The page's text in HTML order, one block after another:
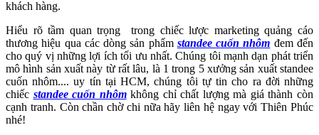
khách hàng.
Hiểu rõ tầm quan trọng trong chiếc lược marketing quảng cáo
thương hiệu qua các dòng sản phẩm standee cuốn nhôm đem đến
cho quý vị những lợi ích tối ưu nhất. Chúng tôi mạnh dạn phát triển
mô hình sản xuất này từ rất lâu, là 1 trong 5 xưởng sản xuất standee
cuốn nhôm.... uy tín tại HCM, chúng tôi tự tin cho ra đời những
chiếc standee cuốn nhômkhông chỉ chất lượng mà giá thành còn
cạnh tranh. Còn chần chờ chi nữa hãy liên hệ ngay với Thiên Phúc
nhé!